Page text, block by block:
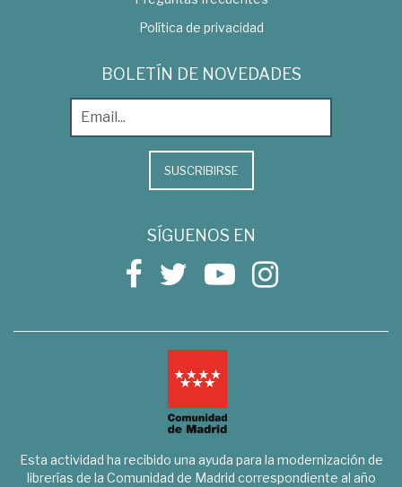
Política de privacidad
BOLETÍN DE NOVEDADES
SUSCRIBIRSE
SÍGUENOS EN
Esta actividad ha recibido una ayuda para la modernización de
librerías de la Comunidad de Madrid correspondiente al año